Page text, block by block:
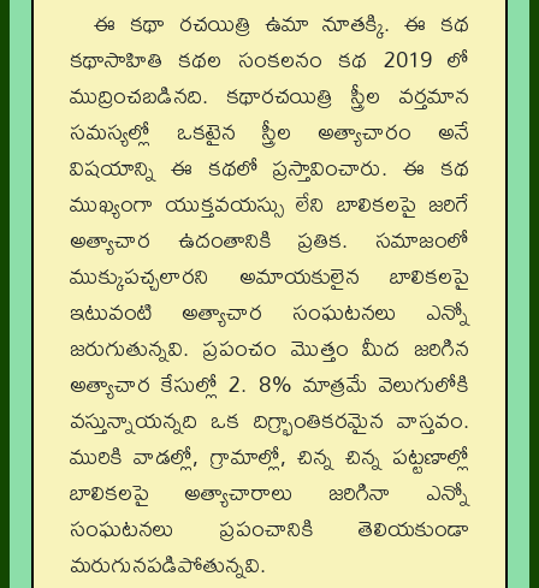
ఈ కథా రచయిత్రి ఉమా నూతక్కి. ఈ కథ
కథాసాహితి కథల సంకలనం కథ 2019 లో
ముద్రించబడినది. కథారచయిత్రి స్త్రీల వర్తమాన
సమస్యల్లో ఒకటైన స్త్రీల అత్యాచారం అనే
విషయాన్ని ఈ కథలో ప్రస్తావించారు. ఈ కథ
ముఖ్యంగా యుక్తవయస్సు లేని బాలికలపై జరిగే
అత్యాచార ఉదంతానికి ప్రతిక. సమాజంలో
ముక్కుపచ్చలారని అమాయకులైన బాలికలపై
ఇటువంటి అత్యాచార సంఘటనలు ఎన్నో
జరుగుతున్నవి. ప్రపంచం మొత్తం మీద జరిగిన
అత్యాచార కేసుల్లో 2. 8% మాత్రమే వెలుగులోకి
వస్తున్నాయన్నది ఒక దిగ్భ్రాంతికరమైన వాస్తవం.
మురికి వాడల్లో, గ్రామాల్లో, చిన్న చిన్న పట్టణాల్లో
బాలికలపై అత్యాచారాలు జరిగినా ఎన్నో
సంఘటనలు ప్రపంచానికి తెలియకుండా
మరుగునపడిపోతున్నవి.